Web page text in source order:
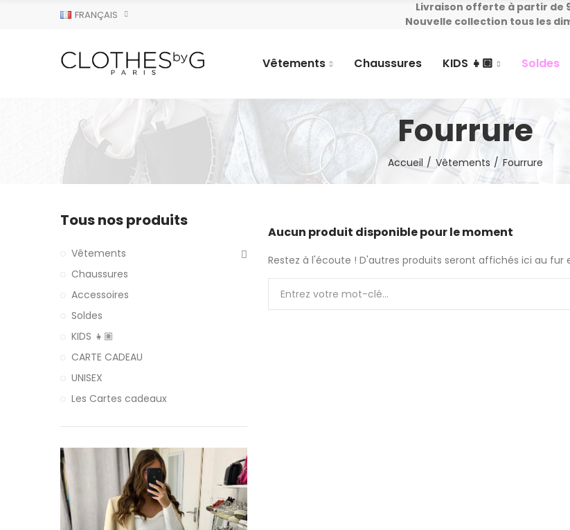
FRANÇAIS
Livraison offerte à partir de
Nouvelle collection tous les
Vêtements Chaussures KIDS 👧🏽 Soldes
Fourrure
Accueil Vêtements Fourrure
Aucun produit disponible pour le moment
Restez à l'écoute ! D'autres produits seront affichés ici au fur
Tous nos produits
Vêtements
Chaussures
Accessoires
Soldes
KIDS 👧🏽
CARTE CADEAU
UNISEX
Les Cartes cadeaux